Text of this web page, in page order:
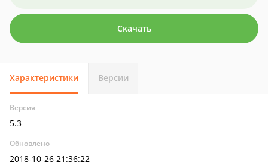
Скачать
Характеристики Версии
Версия
5.3
Обновлено
2018-10-26 21:36:22